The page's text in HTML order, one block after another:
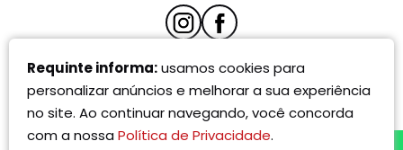
Requinte 2025- todos os direitos reservados
Requinte informa:usamos cookies para
personalizar anúncios e melhorar a sua experiência
no site. Ao continuar navegando, você concorda
com a nossa Política de Privacidade.